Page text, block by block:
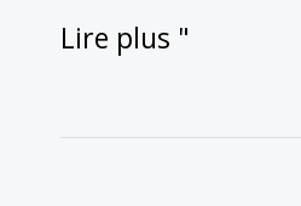
Lire plus "